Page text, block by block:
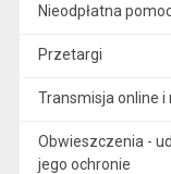
Nieodpłatna
Przetargi
Transmisja online i
Obwieszczenia -
jego ochronie